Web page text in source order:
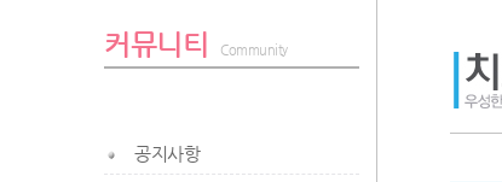
커뮤니티 Community
공지사항